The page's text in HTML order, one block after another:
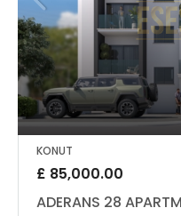
KONUT
£ 85,000.00
ADERANS 28